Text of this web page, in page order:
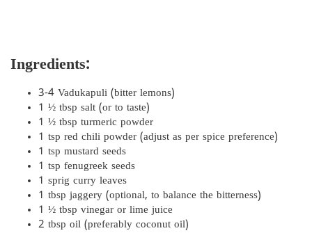
Ingredients:
3-4 Vadukapuli (bitter lemons)
1 ½ tbsp salt (or to taste)
1 ½ tbsp turmeric powder
1 tsp red chili powder (adjust as per spice preference)
1 tsp mustard seeds
1 tsp fenugreek seeds
1 sprig curry leaves
1 tbsp jaggery (optional, to balance the bitterness)
1 ½ tbsp vinegar or lime juice
2 tbsp oil (preferably coconut oil)